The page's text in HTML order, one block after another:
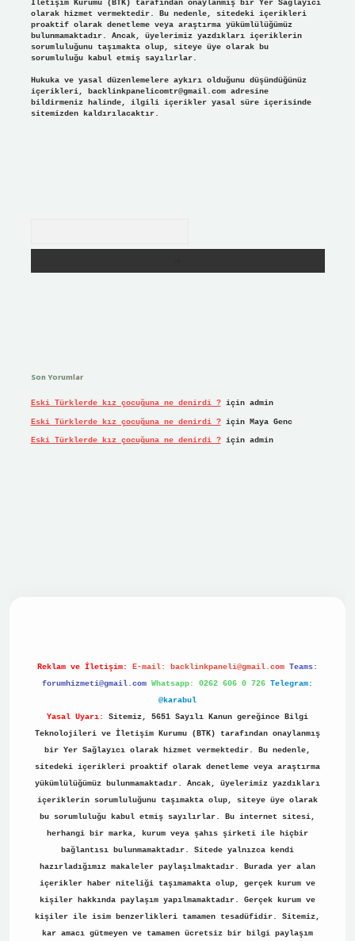
İletişim Kurumu (BTK) tarafından onaylanmış bir Yer Sağlayıcı
olarak hizmet vermektedir. Bu nedenle, sitedeki içerikleri
proaktif olarak denetleme veya araştırma yükümlülüğümüz
bulunmamaktadır. Ancak, üyelerimiz yazdıkları içeriklerin
sorumluluğunu taşımakta olup, siteye üye olarak bu
sorumluluğu kabul etmiş sayılırlar.
Hukuka ve yasal düzenlemelere aykırı olduğunu düşündüğünüz
içerikleri, backlinkpanelicomtr@gmail.comadresine
bildirmeniz halinde, ilgili içerikler yasal süre içerisinde
sitemizden kaldırılacaktır.
Son Yorumlar
Eski Türklerde kız çocuğuna ne denirdi ?için admin
Eski Türklerde kız çocuğuna ne denirdi ?için Maya Genc
Eski Türklerde kız çocuğuna ne denirdi ?için admin
Reklam ve İletişim: E-mail: backlinkpaneli@gmail.com Teams:
forumhizmeti@gmail.com Whatsapp: 0262 606 0 726 Telegram:
@karabul
Yasal Uyarı:
Sitemiz, 5651 Sayılı Kanun gereğince Bilgi
Teknolojileri ve İletişim Kurumu (BTK) tarafından onaylanmış
bir Yer Sağlayıcı olarak hizmet vermektedir. Bu nedenle,
sitedeki içerikleri proaktif olarak denetleme veya araştırma
yükümlülüğümüz bulunmamaktadır. Ancak, üyelerimiz yazdıkları
içeriklerin sorumluluğunu taşımakta olup, siteye üye olarak
bu sorumluluğu kabul etmiş sayılırlar. Bu internet sitesi,
herhangi bir marka, kurum veya şahıs şirketi ile hiçbir
bağlantısı bulunmamaktadır. Sitede yalnızca kendi
hazırladığımız makaleler paylaşılmaktadır. Burada yer alan
içerikler haber niteliği taşımamakta olup, gerçek kurum ve
kişiler hakkında paylaşım yapılmamaktadır. Gerçek kurum ve
kişiler ile isim benzerlikleri tamamen tesadüfidir. Sitemiz,
kar amacı gütmeyen ve tamamen ücretsiz bir bilgi paylaşım